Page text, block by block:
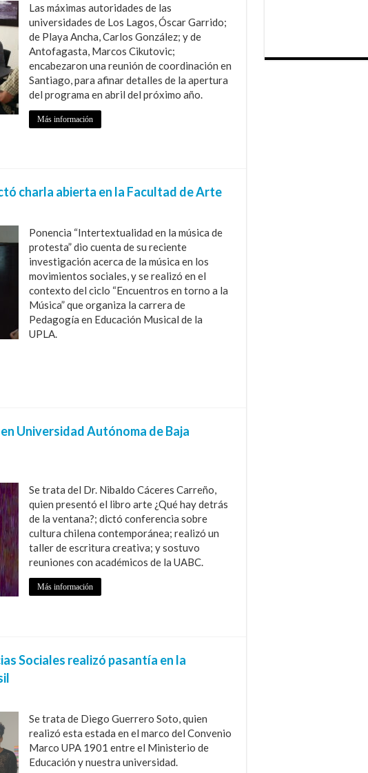
Las máximas autoridades de las
universidades de Los Lagos, Óscar Garrido;
de Playa Ancha, Carlos González; y de
Antofagasta, Marcos Cikutovic;
encabezaron una reunión de coordinación en
Santiago, para afinar detalles de la apertura
del programa en abril del próximo año.
Más información
charla abierta en la Facultad de Arte
Ponencia “Intertextualidad en la música de
protesta” dio cuenta de su reciente
investigación acerca de la música en los
movimientos sociales, y se realizó en el
contexto del ciclo “Encuentros en torno a la
Música” que organiza la carrera de
Pedagogía en Educación Musical de la
UPLA.
Universidad Autónoma de Baja
Se trata del Dr. Nibaldo Cáceres Carreño,
quien presentó el libro arte ¿Qué hay detrás
de la ventana?; dictó conferencia sobre
cultura chilena contemporánea; realizó un
taller de escritura creativa; y sostuvo
reuniones con académicos de la UABC.
Más información
Sociales realizó pasantía en la
Se trata de Diego Guerrero Soto, quien
realizó esta estada en el marco del Convenio
Marco UPA 1901 entre el Ministerio de
Educación y nuestra universidad.